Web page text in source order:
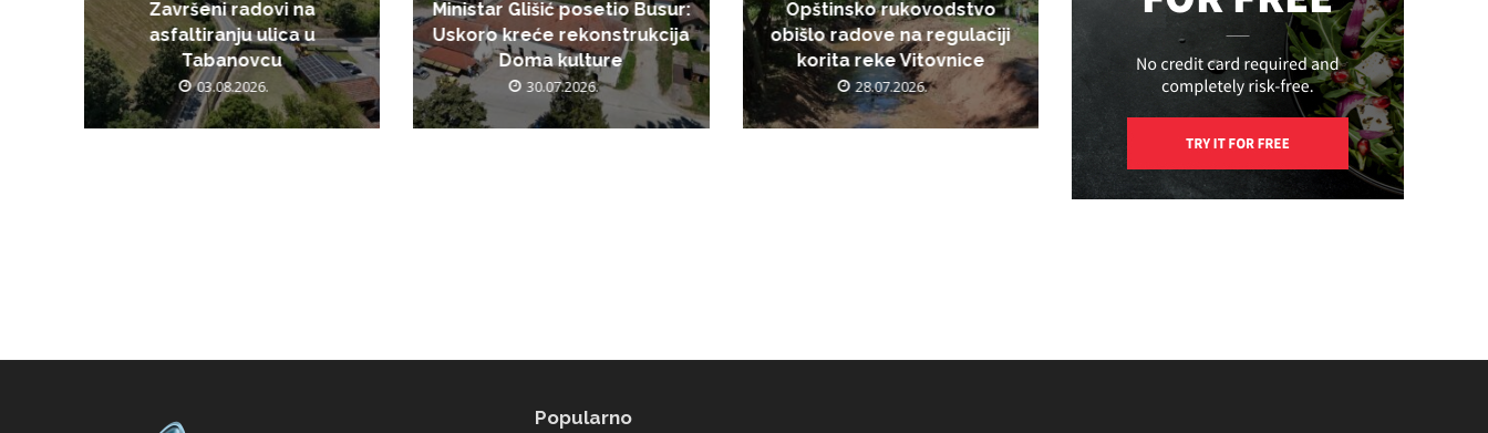
Završeni radovi na
asfaltiranju ulica u
Tabanovcu
03.08.2026.
Ministar Glišić posetio Busur:
Uskoro kreće rekonstrukcija
Doma kulture
30.07.2026.
Opštinsko rukovodstvo
obišlo radove na regulaciji
korita reke Vitovnice
28.07.2026.
Popularno